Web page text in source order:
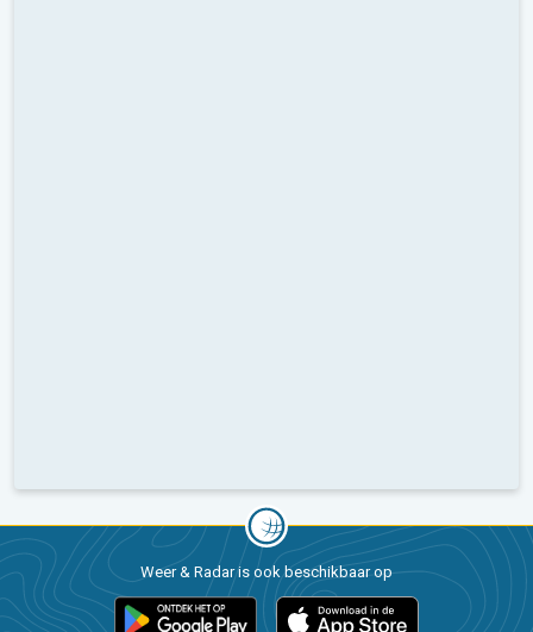
Weer & Radar is ook beschikbaar op